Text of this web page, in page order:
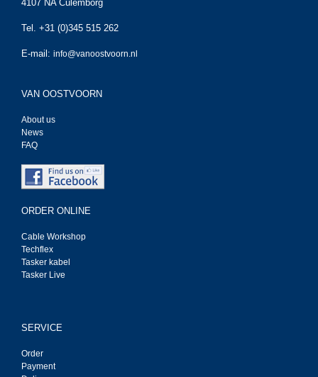
4107 NA Culemborg
Tel. +31 (0)345 515 262
E-mail: info@vanoostvoorn.nl
VAN OOSTVOORN
About us
News
FAQ
ORDER ONLINE
Cable Workshop
Techflex
Tasker kabel
Tasker Live
SERVICE
Order
Payment